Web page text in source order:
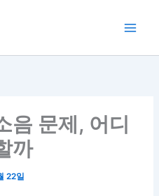
음 문제, 어디
까
22일